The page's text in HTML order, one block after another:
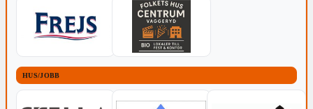
HUS/JOBB